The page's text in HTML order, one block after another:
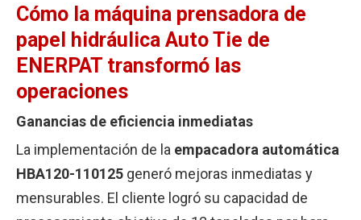
Cómo la máquina prensadora de
papel hidráulica Auto Tie de
ENERPAT transformó las
operaciones
Ganancias de eficiencia inmediatas
La implementación de la empacadora automática
HBA120-110125 generó mejoras inmediatas y
mensurables. El cliente logró su capacidad de